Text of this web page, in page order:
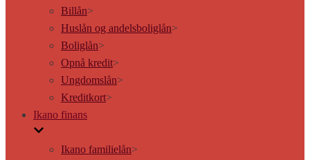
Billån>
Huslån og andelsboliglån>
Boliglån>
Opnå kredit>
Ungdomslån>
Kreditkort>
Ikano finans
Ikano familielån>